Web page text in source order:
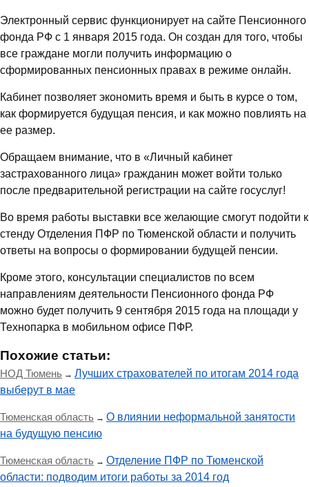
Электронный сервис функционирует на сайте Пенсионного
фонда РФ с 1 января 2015 года. Он создан для того, чтобы
все граждане могли получить информацию о
сформированных пенсионных правах в режиме онлайн.
Кабинет позволяет экономить время и быть в курсе о том,
как формируется будущая пенсия, и как можно повлиять на
ее размер.
Обращаем внимание, что в «Личный кабинет
застрахованного лица» гражданин может войти только
после предварительной регистрации на сайте госуслуг!
Во время работы выставки все желающие смогут подойти к
стенду Отделения ПФР по Тюменской области и получить
ответы на вопросы о формировании будущей пенсии.
Кроме этого, консультации специалистов по всем
направлениям деятельности Пенсионного фонда РФ
можно будет получить 9 сентября 2015 года на площади у
Технопарка в мобильном офисе ПФР.
Похожие статьи:
НОД Тюмень → Лучших страхователей по итогам 2014 года
выберут в мае
Тюменская область → О влиянии неформальной занятости
на будущую пенсию
Тюменская область → Отделение ПФР по Тюменской
области: подводим итоги работы за 2014 год